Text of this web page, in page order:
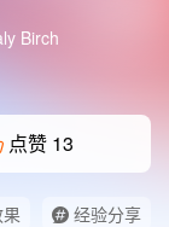
Birch
点赞 13
经验分享